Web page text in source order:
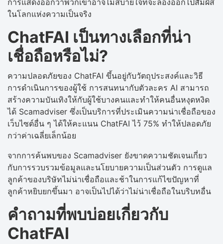
การแสดงออกว่าพวกเขาอาจไม่สบายใจที่จะลองออกไปสัมผัส
ในโลกแห่งความเป็นจริง
ChatFAI เป็นทางเลือกที่น่า
เชื่อถือหรือไม่?
ความปลอดภัยของ ChatFAI ขึ้นอยู่กับวัตถุประสงค์และวิธี
การดำเนินการของผู้ใช้ การสนทนากับตัวละคร AI สามารถ
สร้างความบันเทิงให้กับผู้ใช้บางคนและทำให้คนอื่นหงุดหงิด
ได้ Scamadviser ซึ่งเป็นบริการที่ประเมินความน่าเชื่อถือของ
เว็บไซต์อื่น ๆ ได้ให้คะแนน ChatFAI ไว้ 75% ทำให้ปลอดภัย
กว่าค่าเฉลี่ยเล็กน้อย
จากการค้นพบของ Scamadviser ยังขาดความชัดเจนเกี่ยว
กับการรวบรวมข้อมูลและนโยบายความเป็นส่วนตัว การดูแล
ลูกค้าของบริษัทไม่น่าเชื่อถือและช้าในการแก้ไขปัญหาที่
ลูกค้าหยิบยกขึ้นมา อาจเป็นไปได้ว่าไม่น่าเชื่อถือในบริบทอื่น
คำถามที่พบบ่อยเกี่ยวกับ
ChatFAI